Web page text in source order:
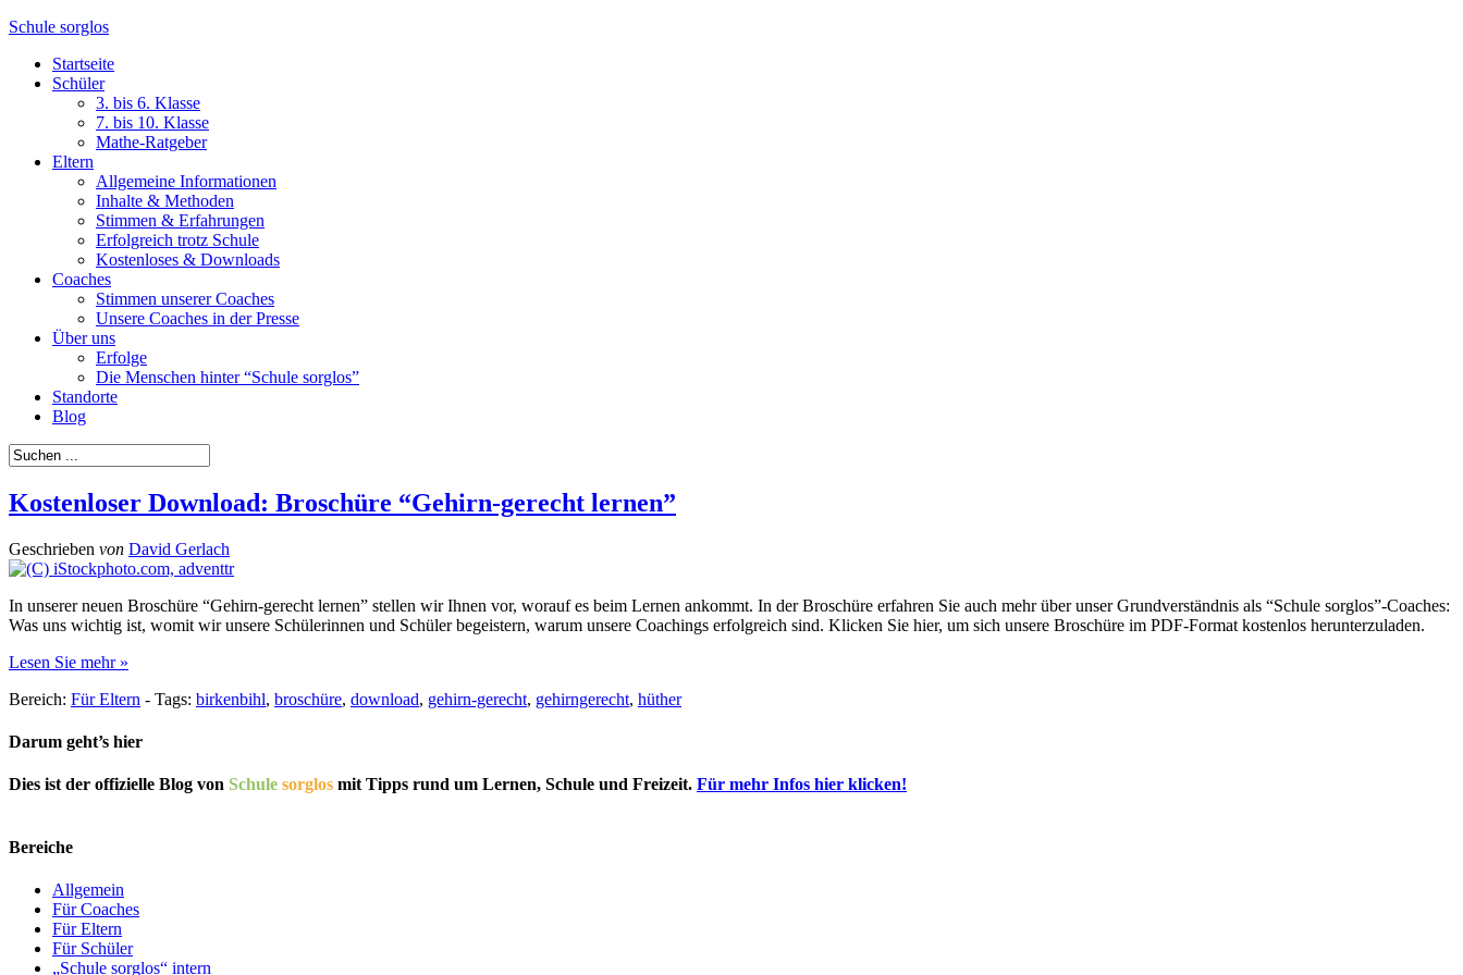
Schule sorglos
Startseite
Schüler
3. bis 6. Klasse
7. bis 10. Klasse
Mathe-Ratgeber
Eltern
Allgemeine Informationen
Inhalte & Methoden
Stimmen & Erfahrungen
Erfolgreich trotz Schule
Kostenloses & Downloads
Coaches
Stimmen unserer Coaches
Unsere Coaches in der Presse
Über uns
Erfolge
Die Menschen hinter “Schule sorglos”
Standorte
Blog
Kostenloser Download: Broschüre “Gehirn-gerecht lernen”
Geschrieben von David Gerlach
In unserer neuen Broschüre “Gehirn-gerecht lernen” stellen wir Ihnen vor, worauf es beim Lernen ankommt. In der Broschüre erfahren Sie auch mehr über unser Grundverständnis als “Schule sorglos”-Coaches:
Was uns wichtig ist, womit wir unsere Schülerinnen und Schüler begeistern, warum unsere Coachings erfolgreich sind. Klicken Sie hier, um sich unsere Broschüre im PDF-Format kostenlos herunterzuladen.
Lesen Sie mehr »
Bereich: Für Eltern - Tags: birkenbihl, broschüre, download, gehirn-gerecht, gehirngerecht, hüther
Darum geht’s hier
Dies ist der offizielle Blog von Schule sorglos mit Tipps rund um Lernen, Schule und Freizeit. Für mehr Infos hier klicken!
Bereiche
Allgemein
Für Coaches
Für Eltern
Für Schüler
„Schule sorglos“ intern